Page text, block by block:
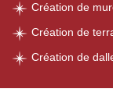
Création de
Création de
Création de